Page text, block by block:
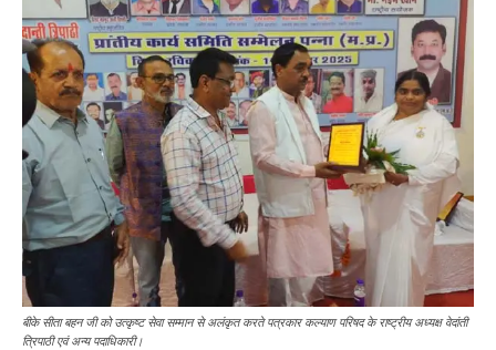
बीके सीता बहन जी को उत्कृष्ट सेवा सम्मान से अलंकृत करते पत्रकार कल्याण परिषद के राष्ट्रीय अध्यक्ष वेदांती
त्रिपाठी एवं अन्य पदाधिकारी।